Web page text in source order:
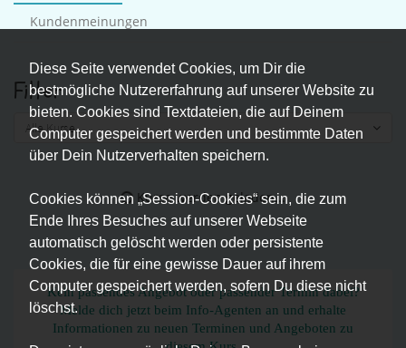
Diese Seite verwendet Cookies, um Dir die
bestmögliche Nutzererfahrung auf unserer Website zu
bieten. Cookies sind Textdateien, die auf Deinem
Computer gespeichert werden und bestimmte Daten
über Dein Nutzerverhalten speichern.
Cookies können „Session-Cookies“ sein, die zum
Ende Ihres Besuches auf unserer Webseite
automatisch gelöscht werden oder persistente
Cookies, die für eine gewisse Dauer auf ihrem
Computer gespeichert werden, sofern Du diese nicht
löschst.
Kundenmeinungen
Filter
Alle Kurse
Kurse werden geladen...
Kein passendes Angebot oder passender Termin dabei?
Melde dich jetzt beim Info-Agenten an und erhalte
Informationen zu neuen Terminen und Angeboten zu